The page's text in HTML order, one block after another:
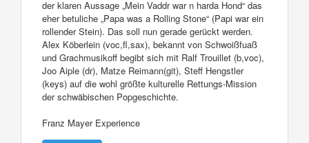
der klaren Aussage „Mein Vaddr war n harda Hond“ das
eher betuliche „Papa was a Rolling Stone“ (Papi war ein
rollender Stein). Das soll nun gerade gerückt werden.
Alex Köberlein (voc,fl,sax), bekannt von Schwoißfuaß
und Grachmusikoff begibt sich mit Ralf Trouillet (b,voc),
Joo Aiple (dr), Matze Reimann(git), Steff Hengstler
(keys) auf die wohl größte kulturelle Rettungs-Mission
der schwäbischen Popgeschichte.
Franz Mayer Experience